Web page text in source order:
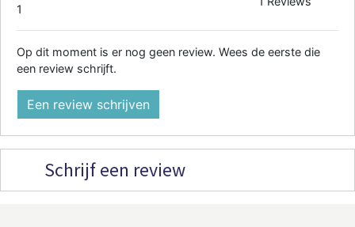
1
Op dit moment is er nog geen review. Wees de eerste die
een review schrijft.
Een review schrijven
Schrijf een review